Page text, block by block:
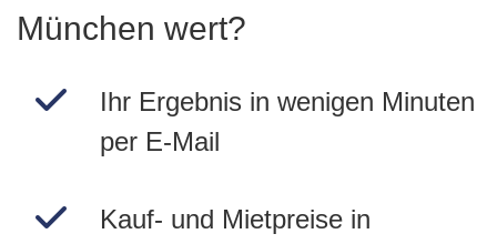
München wert?
Ihr Ergebnis in wenigen Minuten
per E-Mail
Kauf- und Mietpreise in